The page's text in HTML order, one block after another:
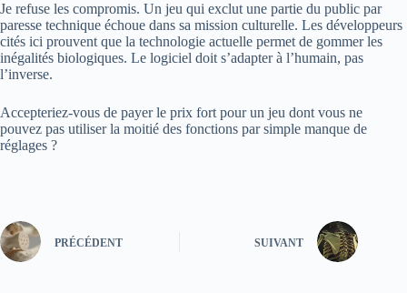
Je refuse les compromis. Un jeu qui exclut une partie du public par
paresse technique échoue dans sa mission culturelle. Les développeurs
cités ici prouvent que la technologie actuelle permet de gommer les
inégalités biologiques. Le logiciel doit s’adapter à l’humain, pas
l’inverse.
Accepteriez-vous de payer le prix fort pour un jeu dont vous ne
pouvez pas utiliser la moitié des fonctions par simple manque de
réglages ?
PRÉCÉDENT SUIVANT